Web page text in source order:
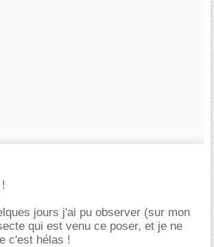
jours j'ai pu observer (sur mon
qui est venu ce poser, et je ne
c'est hélas !